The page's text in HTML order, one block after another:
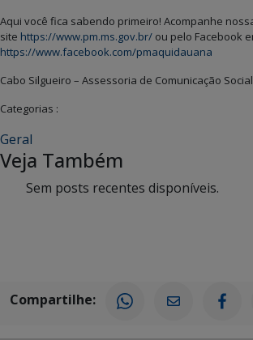
Aqui você fica sabendo primeiro! Acompanhe
site https://www.pm.ms.gov.br/ ou pelo Facebook
https://www.facebook.com/pmaquidauana
Cabo Silgueiro – Assessoria de Comunicação
Categorias :
Geral
Veja Também
Sem posts recentes disponíveis.
Compartilhe: